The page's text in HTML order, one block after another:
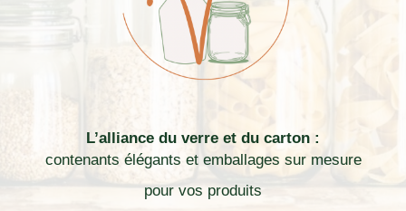
L’alliance du verre et du carton :
contenants élégants et emballages sur mesure
pour vos produits